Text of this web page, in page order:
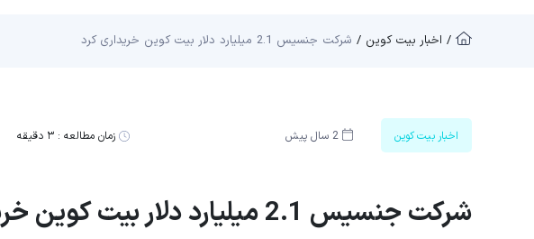
/ اخبار بیت کوین / شرکت جنسیس 2.1 میلیارد دلار بیت کوین خریداری کرد
اخبار بیت کوین 2 سال پیش زمان مطالعه :۳ دقیقه
شرکت جنسیس 2.1 میلیارد دلار بیت کوین خریداری کرد